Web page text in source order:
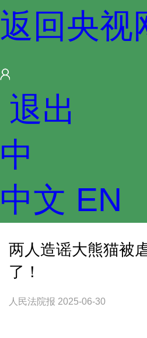
返回央视
退出
中
中文 EN
两人造谣大熊猫被
了！
人民法院报 2025-06-30